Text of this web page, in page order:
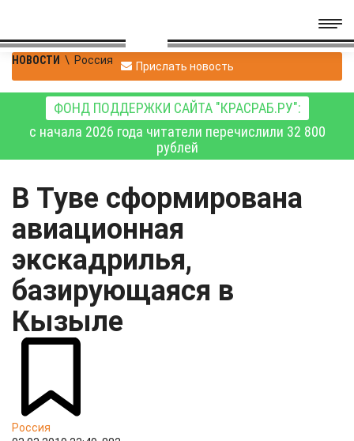
НОВОСТИ \ Россия Прислать новость
ФОНД ПОДДЕРЖКИ САЙТА "КРАСРАБ.РУ":
с начала 2026 года читатели перечислили 32 800
рублей
В Туве сформирована
авиационная
экскадрилья,
базирующаяся в
Кызыле
Россия